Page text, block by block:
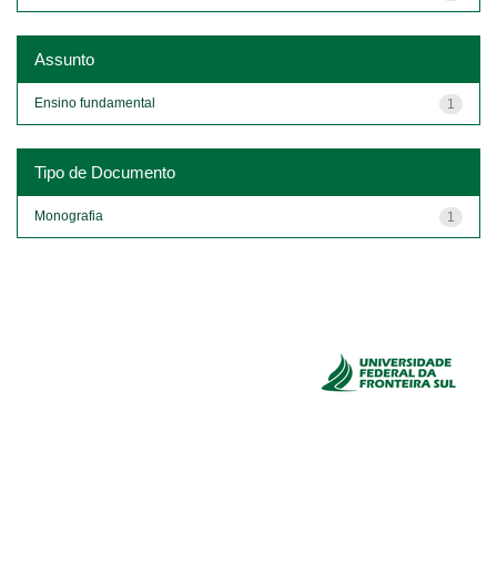
Assunto
1
Ensino fundamental
Tipo de Documento
1
Monografia